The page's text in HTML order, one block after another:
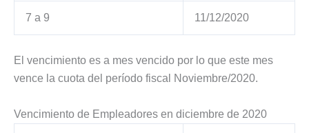
7 a 9 11/12/2020
El vencimiento es a mes vencido por lo que este mes
vence la cuota del período fiscal Noviembre/2020.
Vencimiento de Empleadores en diciembre de 2020